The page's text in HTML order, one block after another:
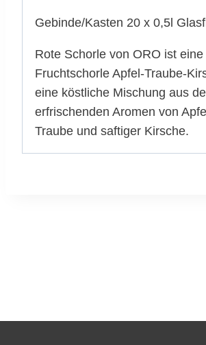
Gebinde/Kasten 20 x 0,5l
Rote Schorle von ORO ist eine
Fruchtschorle Apfel-Traube-
eine köstliche Mischung aus
erfrischenden Aromen von
Traube und saftiger Kirsche.